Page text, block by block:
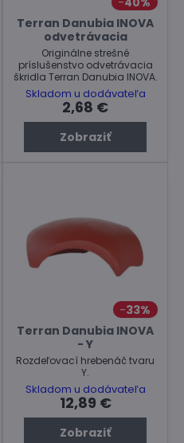
Terran Danubia INOVA
odvetrávacia
Originálne strešné
príslušenstvo odvetrávacia
škridla Terran Danubia INOVA.
Skladom u dodávateľa
2,68 €
Zobraziť
33%
Terran Danubia INOVA
- Y
Rozdeľovací hrebenáč tvaru
Y.
Skladom u dodávateľa
12,89 €
Zobraziť